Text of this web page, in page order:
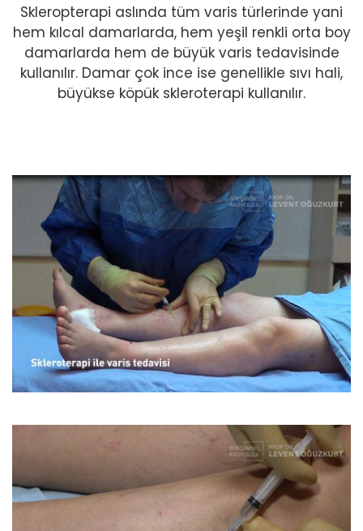
Skleropterapi aslında tüm varis türlerinde yani
hem kılcal damarlarda, hem yeşil renkli orta boy
damarlarda hem de büyük varis tedavisinde
kullanılır. Damar çok ince ise genellikle sıvı hali,
büyükse köpük skleroterapi kullanılır.